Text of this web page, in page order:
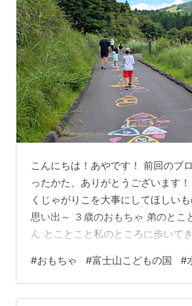
こんにちは！あやです！ 前回のブ
ったかた、ありがとうございます
くじゃがりこを大事にしてほしい
思い出～ ３歳のおもちゃ 弟のとこ
ん とことこと私のところに歩いて
したいの～とは？？ あ・・・なる
麗にしてくれるんですね（ ＾ω＾
クレスもつけてくれて 真剣な顔で
#おもちゃ #富士山こどもの国 #